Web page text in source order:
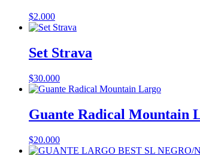
$2.000
Set Strava
$30.000
Guante Radical Mountain
$20.000